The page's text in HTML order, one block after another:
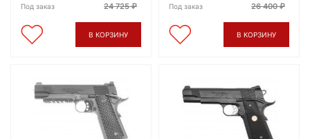
Под заказ 24 725
В КОРЗИНУ
Под заказ 26 400
В КОРЗИНУ